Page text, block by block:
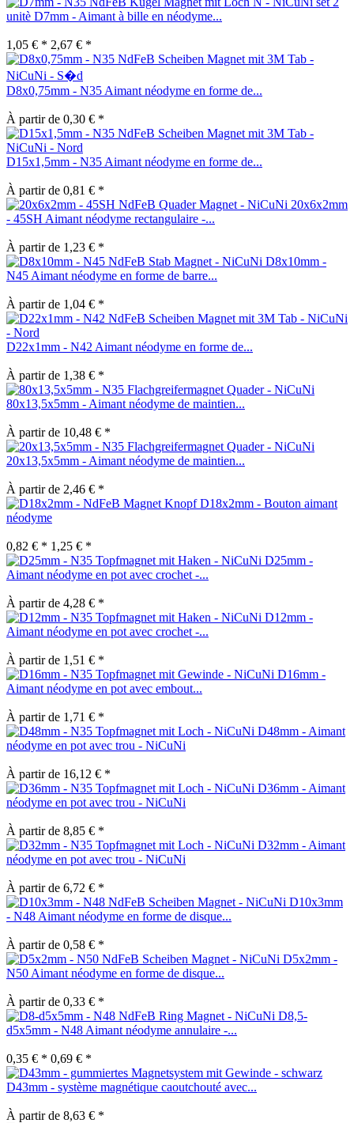
unitè D7mm - Aimant à bille en néodyme...
1,05 € * 2,67 € *
D8x0,75mm - N35 Aimant néodyme en forme de...
À partir de 0,30 € *
D15x1,5mm - N35 Aimant néodyme en forme de...
À partir de 0,81 € *
20x6x2mm
- 45SH Aimant néodyme rectangulaire -...
À partir de 1,23 € *
D8x10mm -
N45 Aimant néodyme en forme de barre...
À partir de 1,04 € *
D22x1mm - N42 Aimant néodyme en forme de...
À partir de 1,38 € *
80x13,5x5mm - Aimant néodyme de maintien...
À partir de 10,48 € *
20x13,5x5mm - Aimant néodyme de maintien...
À partir de 2,46 € *
D18x2mm - Bouton aimant
néodyme
0,82 € * 1,25 € *
D25mm -
Aimant néodyme en pot avec crochet -...
À partir de 4,28 € *
D12mm -
Aimant néodyme en pot avec crochet -...
À partir de 1,51 € *
D16mm -
Aimant néodyme en pot avec embout...
À partir de 1,71 € *
D48mm - Aimant
néodyme en pot avec trou - NiCuNi
À partir de 16,12 € *
D36mm - Aimant
néodyme en pot avec trou - NiCuNi
À partir de 8,85 € *
D32mm - Aimant
néodyme en pot avec trou - NiCuNi
À partir de 6,72 € *
D10x3mm
- N48 Aimant néodyme en forme de disque...
À partir de 0,58 € *
D5x2mm -
N50 Aimant néodyme en forme de disque...
À partir de 0,33 € *
D8,5-
d5x5mm - N48 Aimant néodyme annulaire -...
0,35 € * 0,69 € *
D43mm - système magnétique caoutchouté avec...
À partir de 8,63 € *